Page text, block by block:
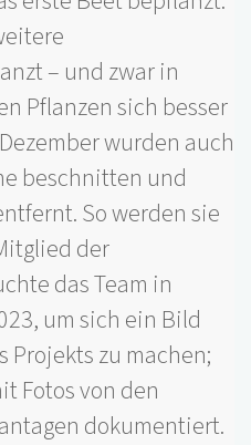
– und zwar in
Pflanzen sich besser
wurden auch
beschnitten und
So werden sie
der
das Team in
um sich ein Bild
Projekts zu machen;
Fotos von den
dokumentiert.